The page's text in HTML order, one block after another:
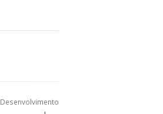
Desenvolvimento